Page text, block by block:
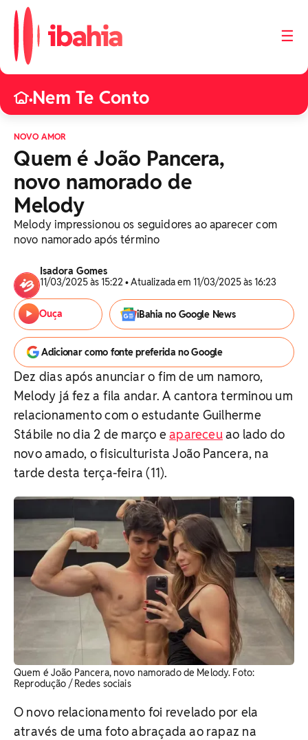
☰
•Nem Te Conto
NOVO AMOR
Quem é João Pancera,
novo namorado de
Melody
Melody impressionou os seguidores ao aparecer com
novo namorado após término
Isadora Gomes
11/03/2025 às 15:22 • Atualizada em 11/03/2025 às 16:23
Ouça iBahia no Google News
Adicionar como fonte preferida no Google
Dez dias após anunciar o fim de um namoro,
Melody já fez a fila andar. A cantora terminou um
relacionamento com o estudante Guilherme
Stábile no dia 2 de março eapareceuao lado do
novo amado, o fisiculturista João Pancera, na
tarde desta terça-feira (11).
Quem é João Pancera, novo namorado de Melody. ​Foto:
Reprodução / Redes sociais
O novo relacionamento foi revelado por ela
através de uma foto abraçada ao rapaz na